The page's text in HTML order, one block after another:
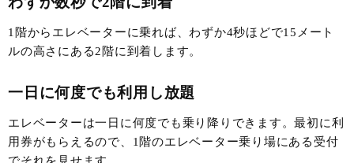
1階からエレベーターに乗れば、わずか4秒ほどで15メート
ルの高さにある2階に到着します。
一日に何度でも利用し放題
エレベーターは一日に何度でも乗り降りできます。最初に利
用券がもらえるので、1階のエレベーター乗り場にある受付